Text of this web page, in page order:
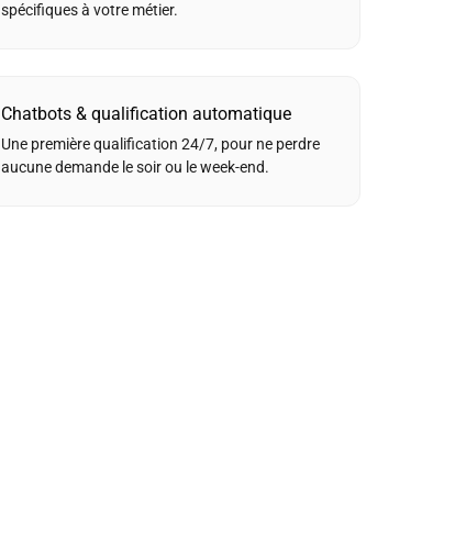
spécifiques à votre métier.
Chatbots & qualification automatique
Une première qualification 24/7, pour ne perdre
aucune demande le soir ou le week-end.